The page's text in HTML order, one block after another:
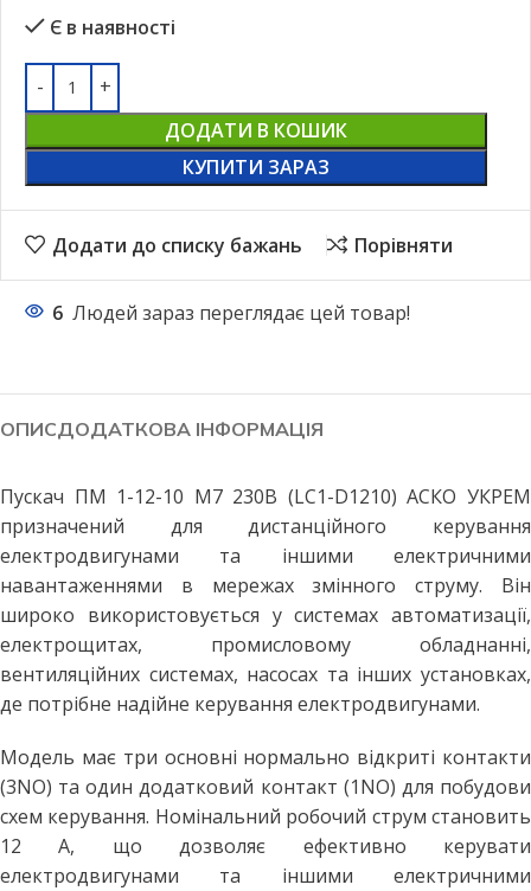
Є в наявності
ДОДАТИ В КОШИК
КУПИТИ ЗАРАЗ
Додати до списку бажань Порівняти
6 Людей зараз переглядає цей товар!
ОПИСДОДАТКОВА ІНФОРМАЦІЯ
Пускач ПМ 1-12-10 M7 230В (LC1-D1210) АСКО УКРЕМ
призначений для дистанційного керування
електродвигунами та іншими електричними
навантаженнями в мережах змінного струму. Він
широко використовується у системах автоматизації,
електрощитах, промисловому обладнанні,
вентиляційних системах, насосах та інших установках,
де потрібне надійне керування електродвигунами.
Модель має три основні нормально відкриті контакти
(3NO) та один додатковий контакт (1NO) для побудови
схем керування. Номінальний робочий струм становить
12 А, що дозволяє ефективно керувати
електродвигунами та іншими електричними